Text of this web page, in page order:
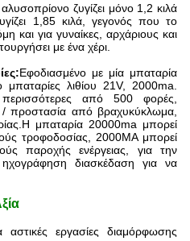
αλυσοπρίονο ζυγίζει μόνο 1,2 κιλά
1,85 κιλά, γεγονός που το
και για γυναίκες, αρχάριους και
με ένα χέρι.
Εφοδιασμένο με μία μπαταρία
λιθίου 21V, 2000ma.
από 500 φορές,
προστασία από βραχυκύκλωμα,
μπαταρία 20000ma μπορεί
τροφοδοσίας, 2000MA μπορεί
παροχής ενέργειας, για την
διασκέδαση για να
αστικές εργασίες διαμόρφωσης